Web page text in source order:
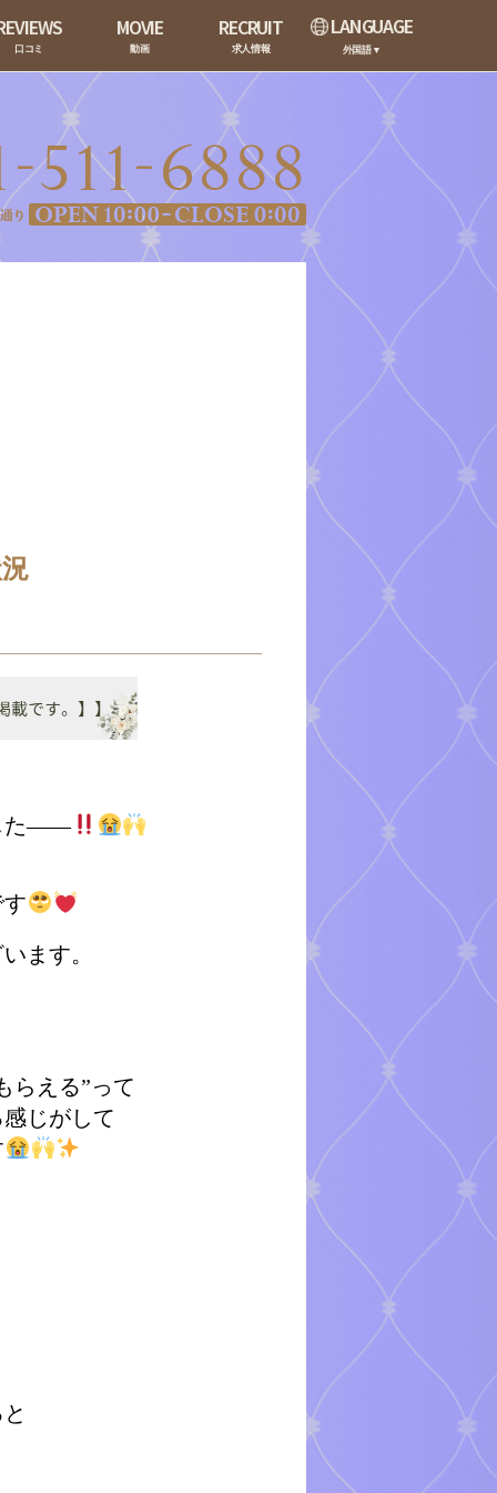
口コミ
MOVIE
動画
RECRUIT
求人情報
LANGUAGE
外国語▼
た――
ます。
らえる”って
じがして